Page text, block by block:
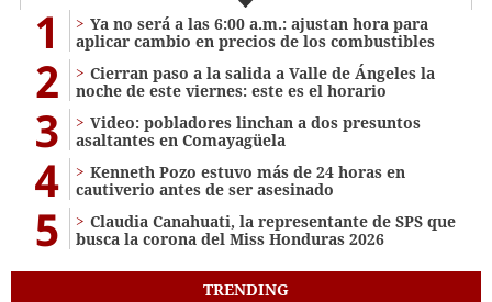
1
Ya no será a las 6:00 a.m.: ajustan hora para
aplicar cambio en precios de los combustibles
2
Cierran paso a la salida a Valle de Ángeles la
noche de este viernes: este es el horario
3
Video: pobladores linchan a dos presuntos
asaltantes en Comayagüela
4
Kenneth Pozo estuvo más de 24 horas en
cautiverio antes de ser asesinado
5
Claudia Canahuati, la representante de SPS que
busca la corona del Miss Honduras 2026
TRENDING